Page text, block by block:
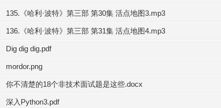
135.《哈利·波特》第三部 第30集 活点地图3.mp3
136.《哈利·波特》第三部 第31集 活点地图4.mp3
Dig dig dig.pdf
mordor.png
你不清楚的18个非技术面试题是这些.docx
深入Python3.pdf